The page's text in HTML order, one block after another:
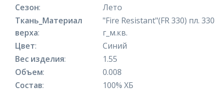
Сезон:
Лето
Ткань_Материал
верха:
"Fire Resistant"(FR 330) пл. 330
г_м.кв.
Цвет:
Синий
Вес изделия:
1.55
Объем:
0.008
Состав:
100% ХБ